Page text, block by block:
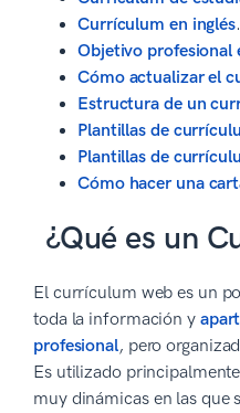
Currículum en inglés.
Objetivo profesional
Cómo actualizar el
Estructura de un
Plantillas de
Plantillas de
Cómo hacer una
¿Qué es un
El currículum web es un
toda la información y
profesional, pero
Es utilizado
muy dinámicas en las que